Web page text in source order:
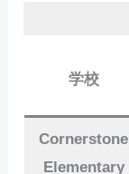
学校
Cornerstone
Elementary